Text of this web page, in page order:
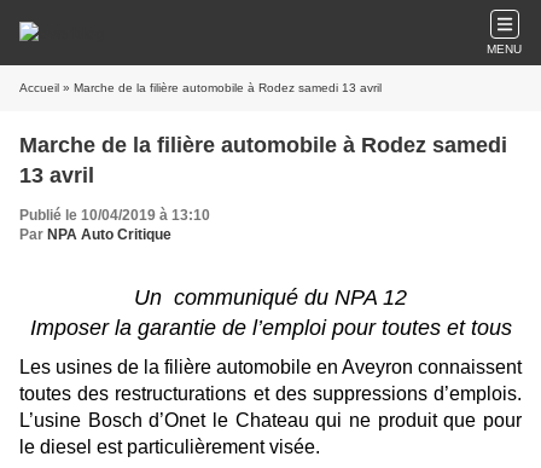
MENU
Accueil » Marche de la filière automobile à Rodez samedi 13 avril
Marche de la filière automobile à Rodez samedi
13 avril
Publié le 10/04/2019 à 13:10
Par NPA Auto Critique
Un communiqué du NPA 12
Imposer la garantie de l’emploi pour toutes et tous
Les usines de la filière automobile en Aveyron connaissent
toutes des restructurations et des suppressions d’emplois.
L’usine Bosch d’Onet le Chateau qui ne produit que pour
le diesel est particulièrement visée.